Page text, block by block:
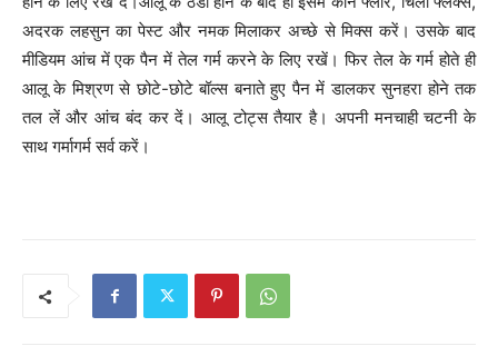
अदरक लहसुन का पेस्ट और नमक मिलाकर अच्छे से मिक्स करें। उसके बाद
मीडियम आंच में एक पैन में तेल गर्म करने के लिए रखें। फिर तेल के गर्म होते ही
आलू के मिश्रण से छोटे-छोटे बॉल्स बनाते हुए पैन में डालकर सुनहरा होने तक
तल लें और आंच बंद कर दें। आलू टोट्स तैयार है। अपनी मनचाही चटनी के
साथ गर्मागर्म सर्व करें।